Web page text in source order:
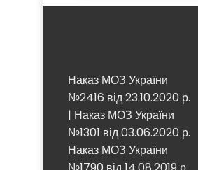
Наказ МОЗ України
№2416 від 23.10.2020 р.
| Наказ МОЗ України
№1301 від 03.06.2020 р.
Наказ МОЗ України